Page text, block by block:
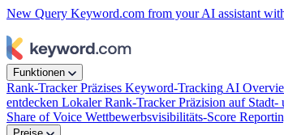
New Query Keyword.com from your AI assistant
Funktionen
Rank-TrackerPräzises Keyword-Tracking AI
entdecken Lokaler Rank-TrackerPräzision auf Stadt-
Share of Voice Wettbewerbsvisibilitäts-Score